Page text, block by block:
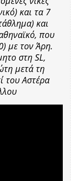
και τα 7
και
που
με τον Άρη.
στη SL,
μετά τη
του Αστέρα